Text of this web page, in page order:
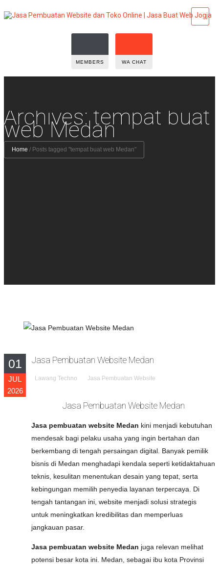
MEMBERS WA CHAT
Archives: tempat buat
web Medan
Home / Posts tagged "tempat buat web Medan"
01
JUL
2026
Jasa Pembuatan Website Medan
Lawang Techno Jasa Pembuatan Website
Jasa Pembuatan Website Medan
Jasa pembuatan website Medan kini menjadi kebutuhan
mendesak bagi pelaku usaha yang ingin bertahan dan
berkembang di tengah persaingan digital. Banyak pemilik
bisnis di Medan menghadapi kendala seperti ketidaktahuan
teknis, kesulitan menentukan desain yang tepat, serta
kebingungan memilih penyedia layanan terpercaya. Di
tengah tantangan ini, website menjadi solusi strategis
untuk meningkatkan kredibilitas dan memperluas
jangkauan pasar.
Jasa pembuatan website Medan juga relevan melihat
potensi besar kota ini. Medan, sebagai ibu kota Provinsi